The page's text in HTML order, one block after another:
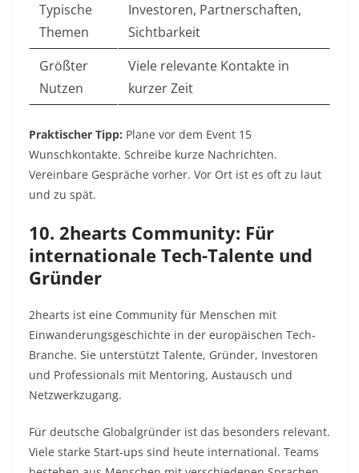
Typische
Themen
Investoren, Partnerschaften,
Sichtbarkeit
Größter
Nutzen
Viele relevante Kontakte in
kurzer Zeit
Praktischer Tipp: Plane vor dem Event 15
Wunschkontakte. Schreibe kurze Nachrichten.
Vereinbare Gespräche vorher. Vor Ort ist es oft zu laut
und zu spät.
10. 2hearts Community: Für
internationale Tech-Talente und
Gründer
2hearts ist eine Community für Menschen mit
Einwanderungsgeschichte in der europäischen Tech-
Branche. Sie unterstützt Talente, Gründer, Investoren
und Professionals mit Mentoring, Austausch und
Netzwerkzugang.
Für deutsche Globalgründer ist das besonders relevant.
Viele starke Start-ups sind heute international. Teams